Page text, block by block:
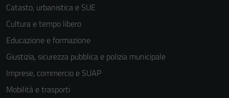
Catasto, urbanistica e SUE
Cultura e tempo libero
Educazione e formazione
Giustizia, sicurezza pubblica e polizia municipale
Imprese, commercio e SUAP
Mobilità e trasporti